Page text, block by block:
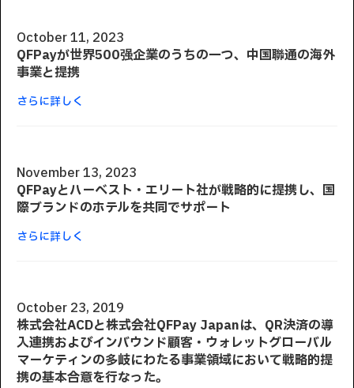
October 11, 2023
QFPayが世界500强企業のうちの一つ、中国聯通の海外
事業と提携
さらに詳しく
November 13, 2023
QFPayとハーベスト・エリート社が戦略的に提携し、国
際ブランドのホテルを共同でサポート
さらに詳しく
October 23, 2019
株式会社ACDと株式会社QFPay Japanは、QR決済の導
入連携およびインバウンド顧客・ウォレットグローバル
マーケティンの多岐にわたる事業領域において戦略的提
携の基本合意を行なった。